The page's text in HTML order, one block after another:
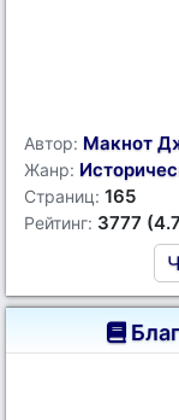
Автор: Макнот
Жанр:
Страниц: 165
Рейтинг: 3777